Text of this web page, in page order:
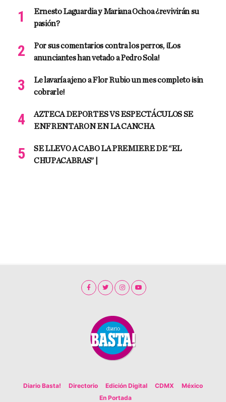
Ernesto Laguardia y Mariana Ochoa ¿revivirán su
pasión?
Por sus comentarios contra los perros, ¡Los
anunciantes han vetado a Pedro Sola!
Le lavaría ajeno a Flor Rubio un mes completo ¡sin
cobrarle!
AZTECA DEPORTES VS ESPECTÁCULOS SE
ENFRENTARON EN LA CANCHA
SE LLEVO A CABO LA PREMIERE DE “EL
CHUPACABRAS” |
Diario Basta! Directorio Edición Digital CDMX
México
En Portada